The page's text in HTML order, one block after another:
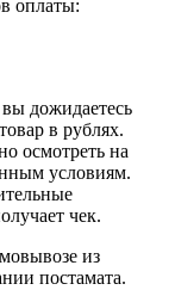
оплаты:
дожидаетесь
в рублях.
осмотреть на
условиям.
чек.
из
постамата.